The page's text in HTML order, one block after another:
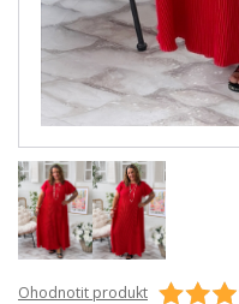
Ohodnotit produkt